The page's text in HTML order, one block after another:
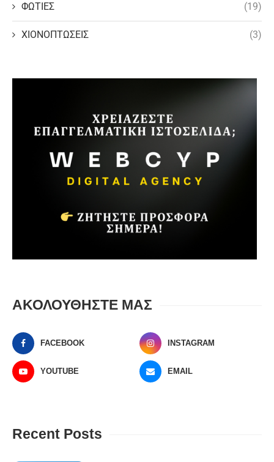
ΦΩΤΙΕΣ (19)
ΧΙΟΝΟΠΤΩΣΕΙΣ (3)
ΑΚΟΛΟΥΘΗΣΤΕ ΜΑΣ
FACEBOOK INSTAGRAM
YOUTUBE EMAIL
Recent Posts